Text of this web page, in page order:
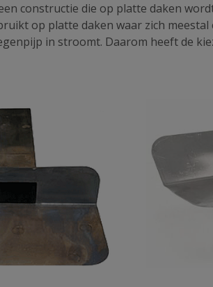
constructie die op platte daken
op platte daken waar zich
in stroomt. Daarom heeft de